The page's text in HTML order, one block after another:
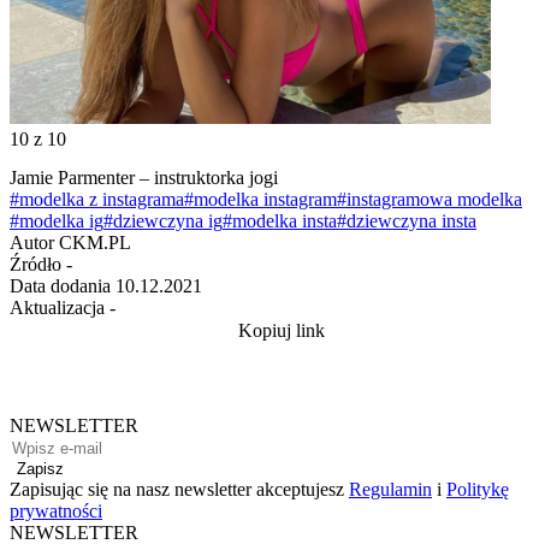
10 z 10
Jamie Parmenter – instruktorka jogi
#modelka z instagrama#modelka instagram#instagramowa modelka
#modelka ig#dziewczyna ig#modelka insta#dziewczyna insta
Autor CKM.PL
Źródło -
Data dodania 10.12.2021
Aktualizacja -
Kopiuj link
NEWSLETTER
Zapisz
Zapisując się na nasz newsletter akceptujesz Regulamin i Politykę
prywatności
NEWSLETTER